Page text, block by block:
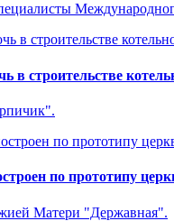
в строительстве
по прототипу
Матери "Державная".